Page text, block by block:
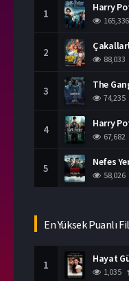
1 Harry
165,336
2
88,033
3
74,235
4
67,682
5 Nefes
58,026
En Yüksek Puanlı
1 Hayat
1,035